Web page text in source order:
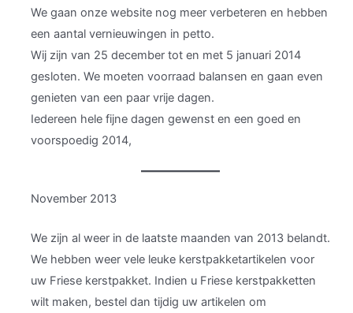
We gaan onze website nog meer verbeteren en hebben
een aantal vernieuwingen in petto.
Wij zijn van 25 december tot en met 5 januari 2014
gesloten. We moeten voorraad balansen en gaan even
genieten van een paar vrije dagen.
Iedereen hele fijne dagen gewenst en een goed en
voorspoedig 2014,
November 2013
We zijn al weer in de laatste maanden van 2013 belandt.
We hebben weer vele leuke kerstpakketartikelen voor
uw Friese kerstpakket. Indien u Friese kerstpakketten
wilt maken, bestel dan tijdig uw artikelen om